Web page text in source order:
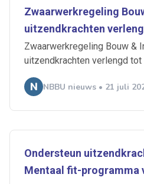
Zwaarwerkregeling
uitzendkrachten
Zwaarwerkregeling Bouw &
uitzendkrachten verlengd
NBBU nieuws • 21 juli
Ondersteun
Mentaal fit-programma